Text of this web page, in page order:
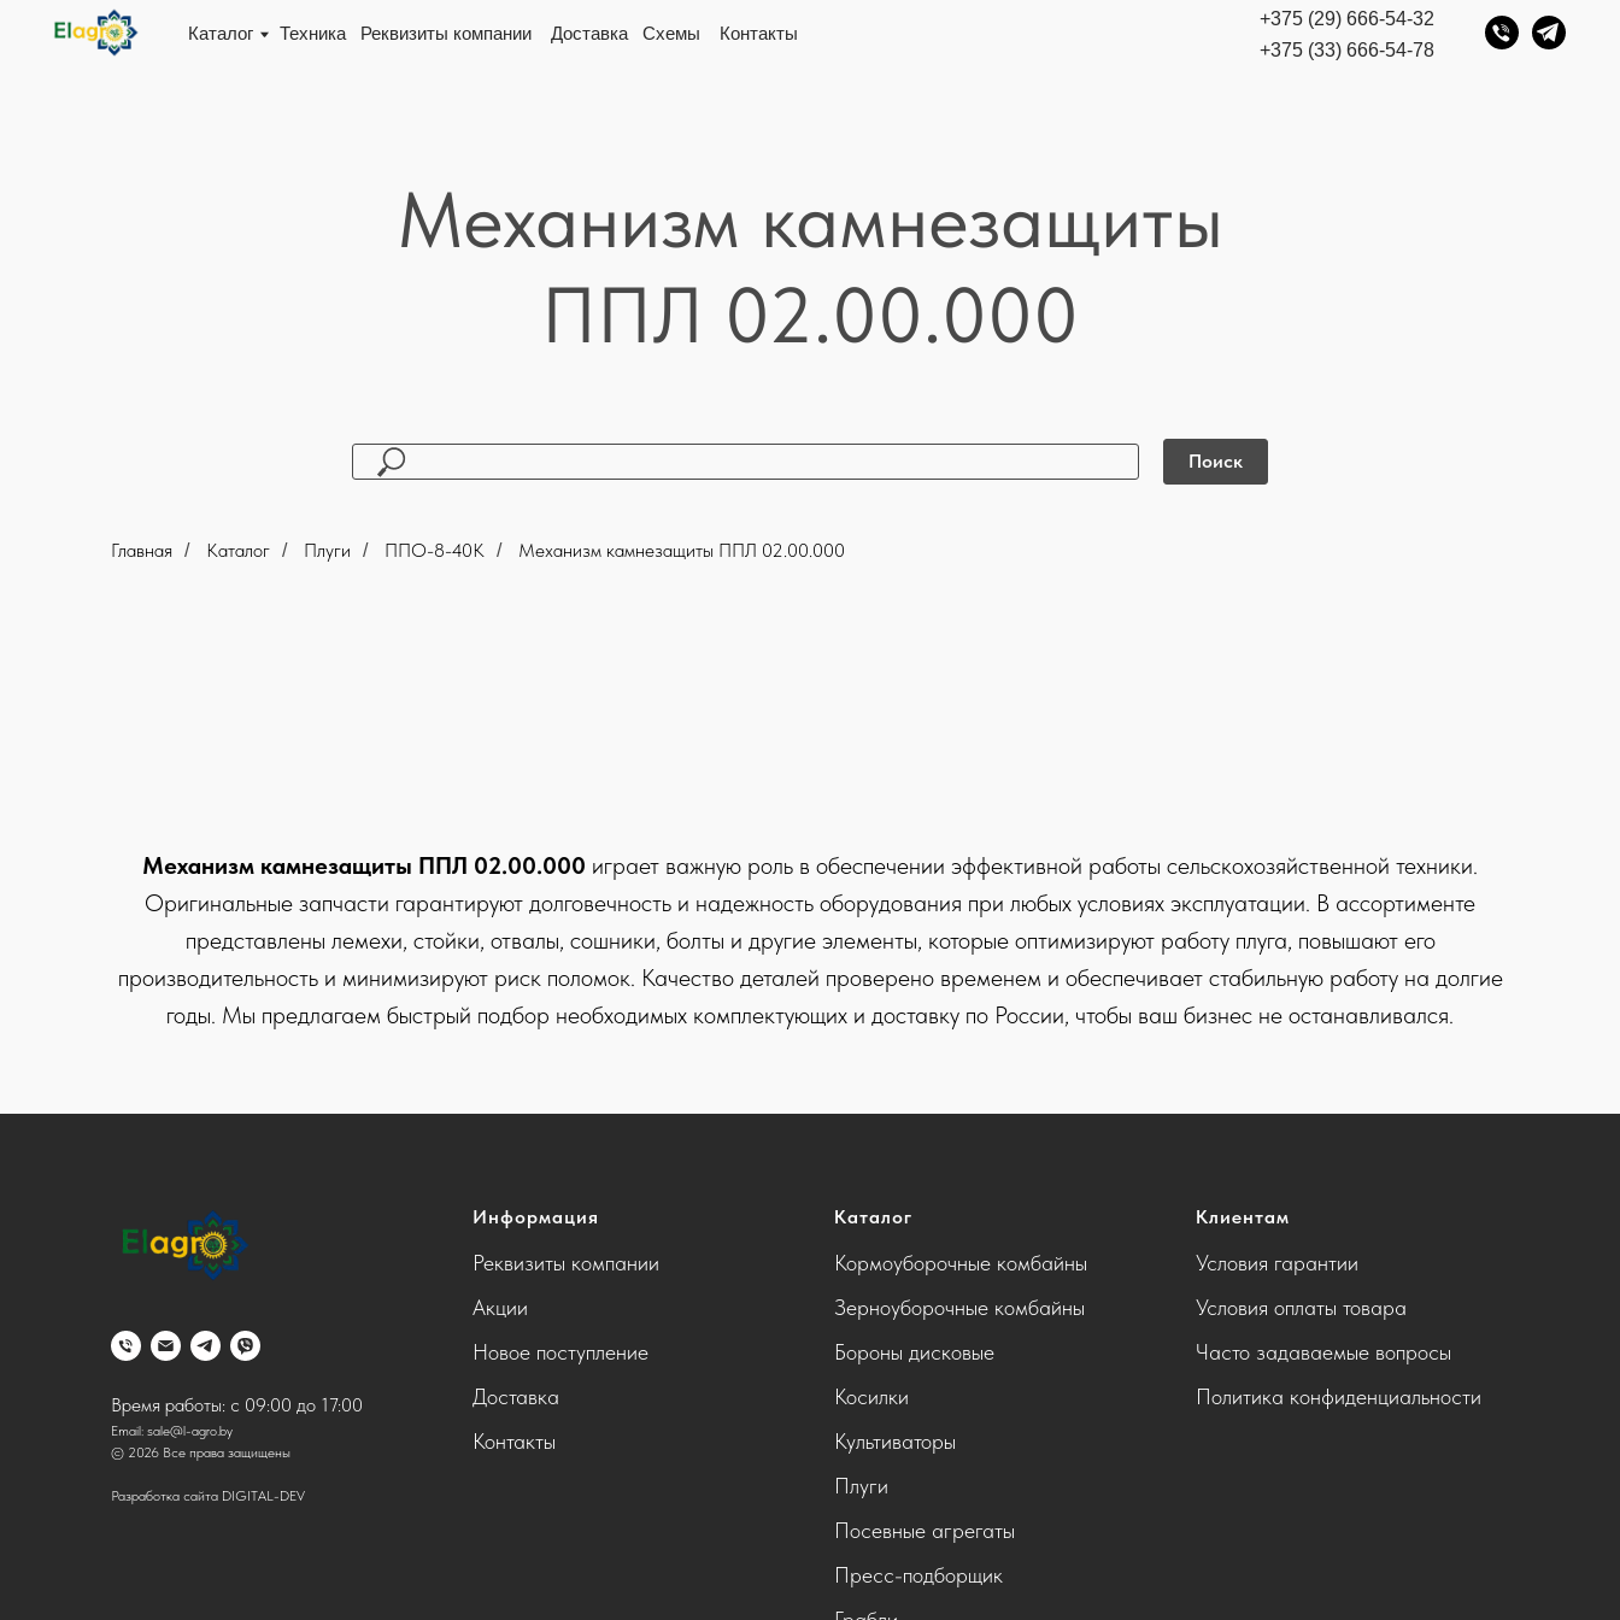
Каталог Реквизиты компании
Техника Доставка Контакты
Схемы
+375 (29) 666-54-32
+375 (33) 666-54-78
Механизм камнезащиты
ППЛ 02.00.000
Поиск
Главная / Каталог / Плуги / ППО-8-40К / Механизм камнезащиты ППЛ 02.00.000
Механизм камнезащиты ППЛ 02.00.000 играет важную роль в обеспечении эффективной работы сельскохозяйственной техники.
Оригинальные запчасти гарантируют долговечность и надежность оборудования при любых условиях эксплуатации. В ассортименте
представлены лемехи, стойки, отвалы, сошники, болты и другие элементы, которые оптимизируют работу плуга, повышают его
производительность и минимизируют риск поломок. Качество деталей проверено временем и обеспечивает стабильную работу на долгие
годы. Мы предлагаем быстрый подбор необходимых комплектующих и доставку по России, чтобы ваш бизнес не останавливался.
Время работы: с 09:00 до 17:00
Email: sale@l-agro.by
© 2026 Все права защищены
Разработка сайта DIGITAL-DEV
Информация
Реквизиты компании
Акции
Новое поступление
Доставка
Контакты
Каталог
Кормоуборочные комбайны
Зерноуборочные комбайны
Бороны дисковые
Косилки
Культиваторы
Плуги
Посевные агрегаты
Пресс-подборщик
Клиентам
Условия гарантии
Условия оплаты товара
Часто задаваемые вопросы
Политика конфиденциальности